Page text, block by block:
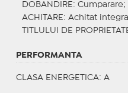
DOBANDIRE : Cumparare;
ACHITARE : Achitat
TITLULUI DE
PERFORMANTA
CLASA ENERGETICA: A